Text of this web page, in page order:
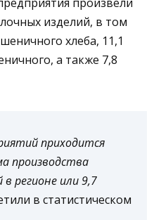
изделий, в том
хлеба, 11,1
а также 7,8
приходится
производства
в регионе или 9,7
в статистическом